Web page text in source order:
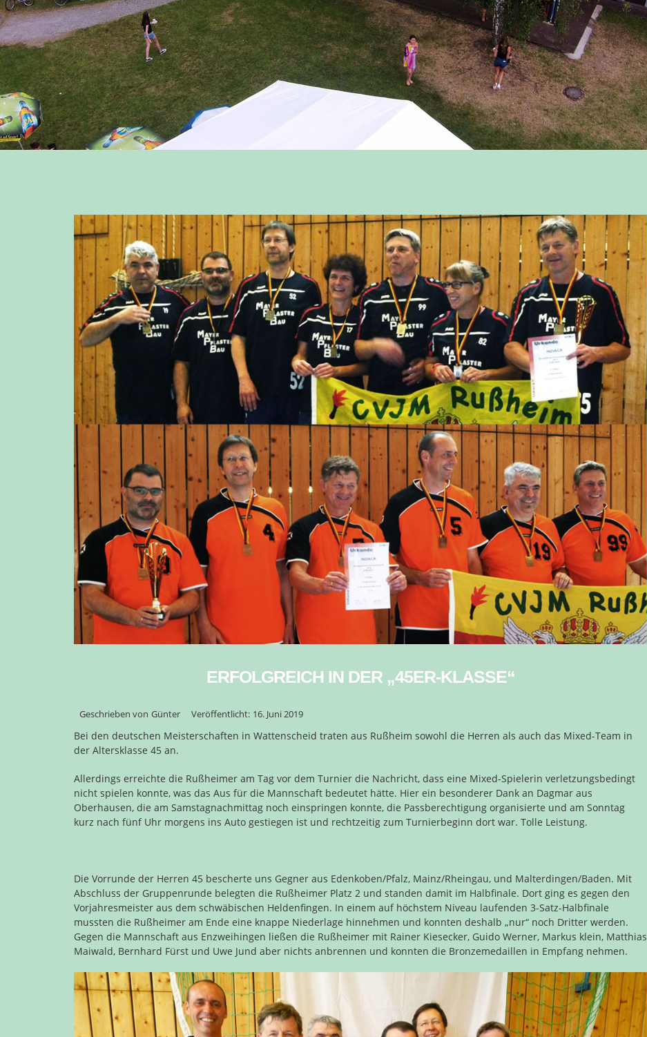
ERFOLGREICH IN DER „45ER-KLASSE“
Geschrieben von Günter Veröffentlicht: 16. Juni 2019
Bei den deutschen Meisterschaften in Wattenscheid traten aus Rußheim sowohl die Herren als auch das Mixed-Team in
der Altersklasse 45 an.
Allerdings erreichte die Rußheimer am Tag vor dem Turnier die Nachricht, dass eine Mixed-Spielerin verletzungsbedingt
nicht spielen konnte, was das Aus für die Mannschaft bedeutet hätte. Hier ein besonderer Dank an Dagmar aus
Oberhausen, die am Samstagnachmittag noch einspringen konnte, die Passberechtigung organisierte und am Sonntag
kurz nach fünf Uhr morgens ins Auto gestiegen ist und rechtzeitig zum Turnierbeginn dort war. Tolle Leistung.
Die Vorrunde der Herren 45 bescherte uns Gegner aus Edenkoben/Pfalz, Mainz/Rheingau, und Malterdingen/Baden. Mit
Abschluss der Gruppenrunde belegten die Rußheimer Platz 2 und standen damit im Halbfinale. Dort ging es gegen den
Vorjahresmeister aus dem schwäbischen Heldenfingen. In einem auf höchstem Niveau laufenden 3-Satz-Halbfinale
mussten die Rußheimer am Ende eine knappe Niederlage hinnehmen und konnten deshalb „nur“ noch Dritter werden.
Gegen die Mannschaft aus Enzweihingen ließen die Rußheimer mit Rainer Kiesecker, Guido Werner, Markus klein, Matthias
Maiwald, Bernhard Fürst und Uwe Jund aber nichts anbrennen und konnten die Bronzemedaillen in Empfang nehmen.